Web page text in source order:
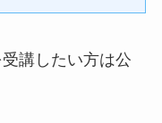
講したい方は公